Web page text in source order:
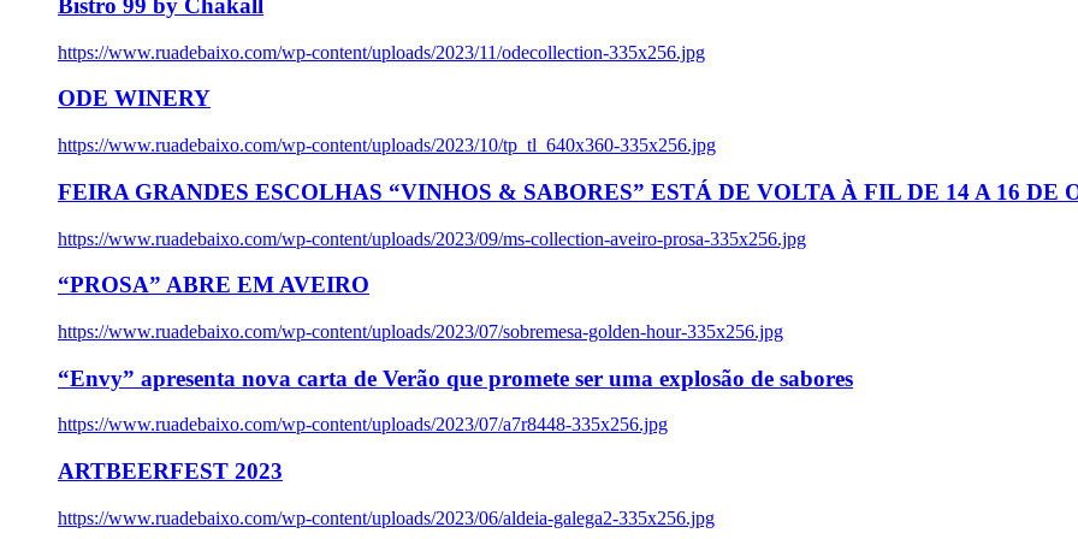
Bistro 99 by Chakall
https://www.ruadebaixo.com/wp-content/uploads/2023/11/odecollection-335x256.jpg
ODE WINERY
https://www.ruadebaixo.com/wp-content/uploads/2023/10/tp_tl_640x360-335x256.jpg
FEIRA GRANDES ESCOLHAS “VINHOS & SABORES” ESTÁ DE VOLTA À FIL DE 14 A 16 DE
https://www.ruadebaixo.com/wp-content/uploads/2023/09/ms-collection-aveiro-prosa-335x256.jpg
“PROSA” ABRE EM AVEIRO
https://www.ruadebaixo.com/wp-content/uploads/2023/07/sobremesa-golden-hour-335x256.jpg
“Envy” apresenta nova carta de Verão que promete ser uma explosão de sabores
https://www.ruadebaixo.com/wp-content/uploads/2023/07/a7r8448-335x256.jpg
ARTBEERFEST 2023
https://www.ruadebaixo.com/wp-content/uploads/2023/06/aldeia-galega2-335x256.jpg